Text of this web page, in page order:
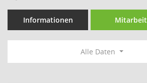
Informationen Mitarbeit
Alle Daten